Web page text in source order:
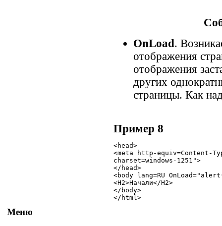
Меню
OnLoad.
отображения
отображения
других
страницы. Как
Пример 8
<head>
<meta http-equiv=Content-
charset=windows-1251">
</head>
<body lang=RU
<H2>Начали</H2>
</body>
</html>